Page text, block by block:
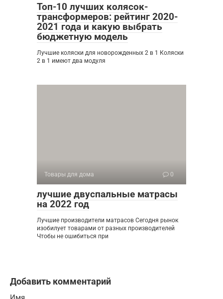
Топ-10 лучших колясок-
трансформеров: рейтинг 2020-
2021 года и какую выбрать
бюджетную модель
Лучшие коляски для новорожденных 2 в 1 Коляски
2 в 1 имеют два модуля
Товары для дома 0
️лучшие двуспальные матрасы
на 2022 год
Лучшие производители матрасов Сегодня рынок
изобилует товарами от разных производителей
Чтобы не ошибиться при
Добавить комментарий